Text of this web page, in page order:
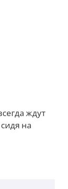
ждут
на